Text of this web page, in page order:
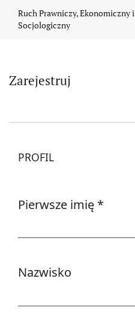
Ruch Prawniczy, Ekonomiczny i
Socjologiczny
Zarejestruj
PROFIL
Pierwsze imię *
Nazwisko